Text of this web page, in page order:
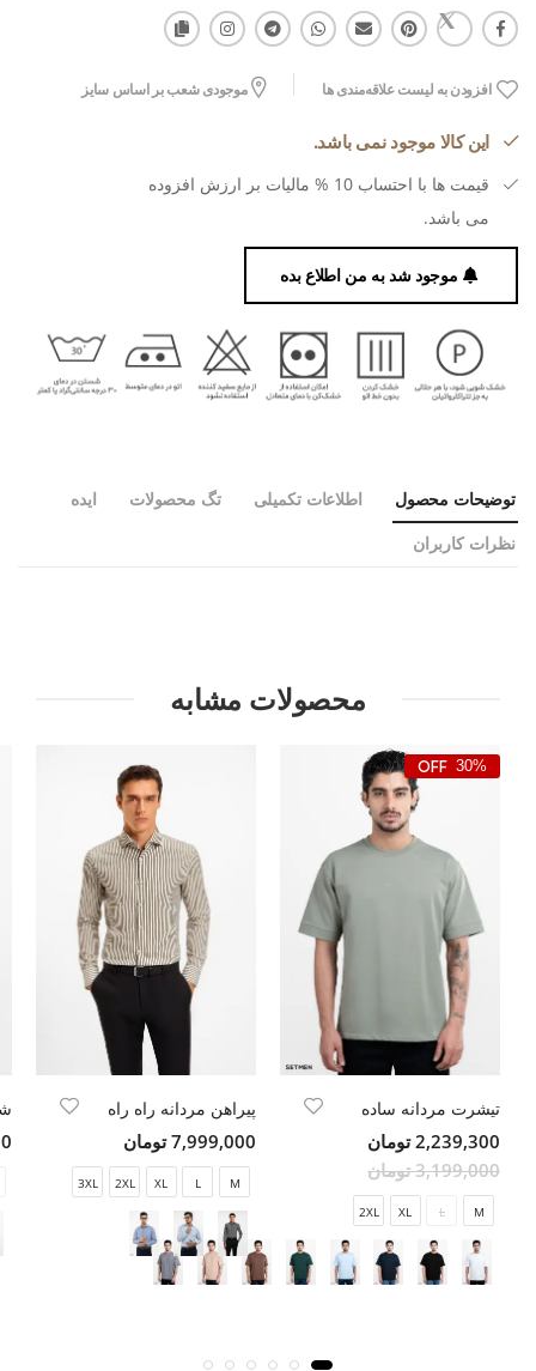
افزودن به لیست علاقه‌مندی ها موجودی شعب بر اساس سایز
این کالا موجود نمی باشد.
قیمت ها با احتساب 10 % مالیات بر ارزش افزوده
می باشد.
موجود شد به من اطلاع بده
توضیحات محصول اطلاعات تکمیلی تگ محصولات ایده
نظرات کاربران
محصولات مشابه
30%
تیشرت مردانه ساده
2,239,300 تومان
3,199,000 تومان
M
L
XL
2XL
پیراهن مردانه راه راه
7,999,000 تومان
M
L
XL
2XL
3XL